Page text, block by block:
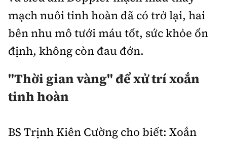
mạch nuôi tinh hoàn đã có trở lại, hai
bên nhu mô tưới máu tốt, sức khỏe ổn
định, không còn đau đớn.
"Thời gian vàng" để xử trí xoắn
tinh hoàn
BS Trịnh Kiên Cường cho biết: Xoắn